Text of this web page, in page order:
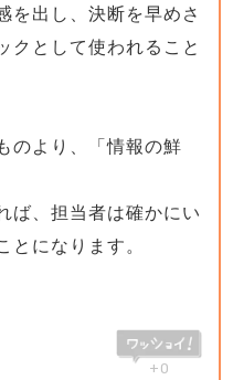
出し、決断を早めさ
クとして使われること
のより、「情報の鮮
ば、担当者は確かにい
とになります。
+0